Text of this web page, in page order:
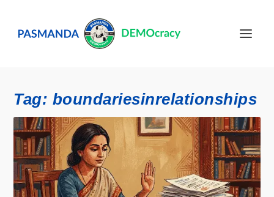
Tag: boundariesinrelationships